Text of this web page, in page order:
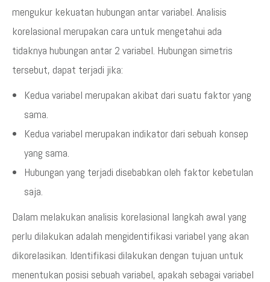
mengukur kekuatan hubungan antar variabel. Analisis
korelasional merupakan cara untuk mengetahui ada
tidaknya hubungan antar 2 variabel. Hubungan simetris
tersebut, dapat terjadi jika:
Kedua variabel merupakan akibat dari suatu faktor yang
sama.
Kedua variabel merupakan indikator dari sebuah konsep
yang sama.
Hubungan yang terjadi disebabkan oleh faktor kebetulan
saja.
Dalam melakukan analisis korelasional langkah awal yang
perlu dilakukan adalah mengidentifikasi variabel yang akan
dikorelasikan. Identifikasi dilakukan dengan tujuan untuk
menentukan posisi sebuah variabel, apakah sebagai variabel